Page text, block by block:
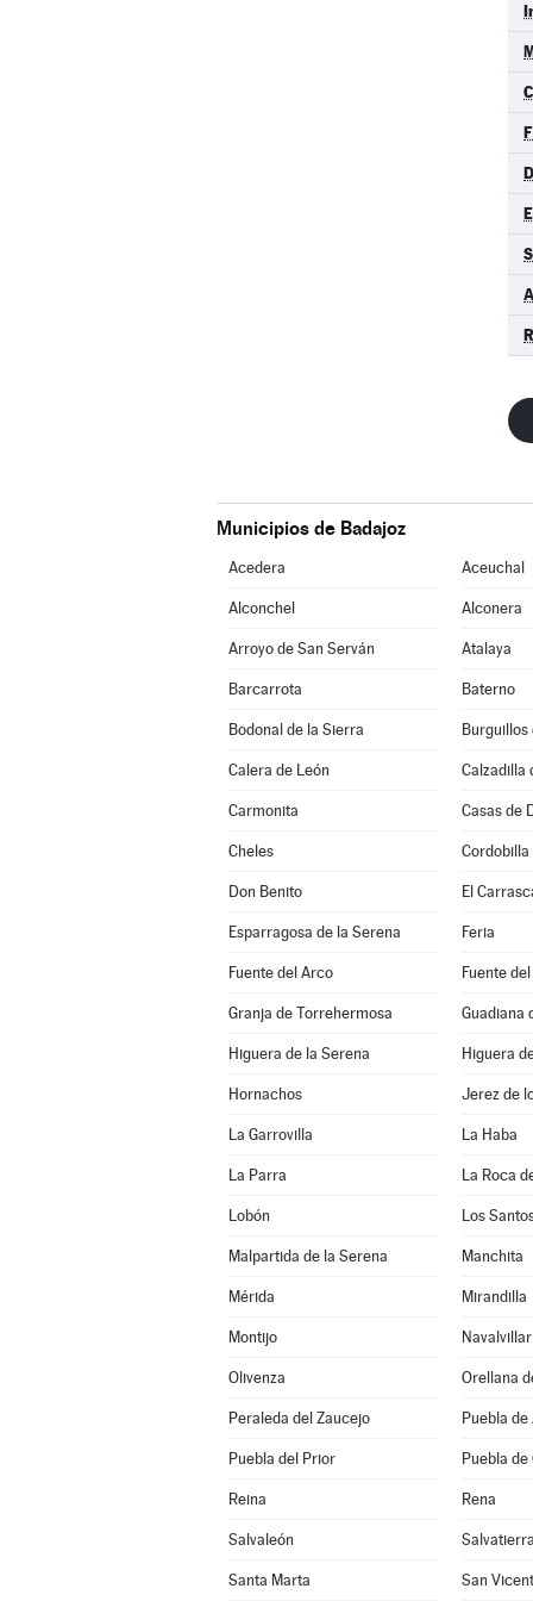
Municipios de Badajoz
Acedera Aceuchal
Alconchel Alconera
Arroyo de San Serván Atalaya
Barcarrota Baterno
Bodonal de la Sierra Burguillos
Calera de León Calzadilla
Carmonita Casas de
Cheles
Don Benito El
Esparragosa de la Serena Feria
Fuente del Arco Fuente
Granja de Torrehermosa Guadiana
Higuera de la Serena Higuera
Hornachos Jerez de
La Garrovilla La Haba
La Parra La Roca
Lobón Los
Malpartida de la Serena Manchita
Mérida Mirandilla
Montijo
Olivenza Orellana
Peraleda del Zaucejo Puebla
Puebla del Prior Puebla de
Reina Rena
Salvaleón
Santa Marta San